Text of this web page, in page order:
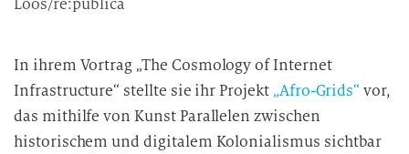
Loos/re:publica
In ihrem Vortrag „The Cosmology of Internet
Infrastructure“ stellte sie ihr Projekt „Afro-Grids“ vor,
das mithilfe von Kunst Parallelen zwischen
historischem und digitalem Kolonialismus sichtbar